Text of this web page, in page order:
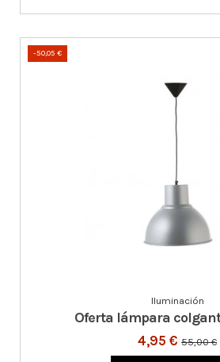
-50,05 €
Iluminación
Oferta lámpara
4,95 € 55,00 €